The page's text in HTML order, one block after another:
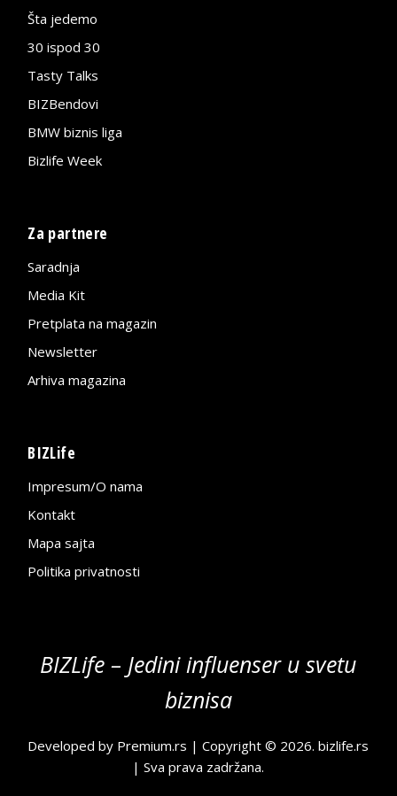
Šta jedemo
30 ispod 30
Tasty Talks
BIZBendovi
BMW biznis liga
Bizlife Week
Za partnere
Saradnja
Media Kit
Pretplata na magazin
Newsletter
Arhiva magazina
BIZLife
Impresum/O nama
Kontakt
Mapa sajta
Politika privatnosti
BIZLife – Jedini influenser u svetu
biznisa
Developed by Premium.rs | Copyright © 2026.bizlife.rs
| Sva prava zadržana.